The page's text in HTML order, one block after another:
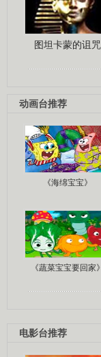
图坦卡蒙的诅咒
动画台推荐
《海绵宝宝》
《蔬菜宝宝要回家》
电影台推荐